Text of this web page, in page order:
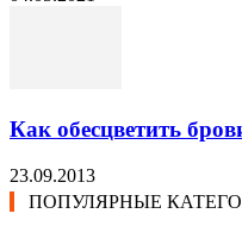
Как обесцветить
23.09.2013
ПОПУЛЯРНЫЕ